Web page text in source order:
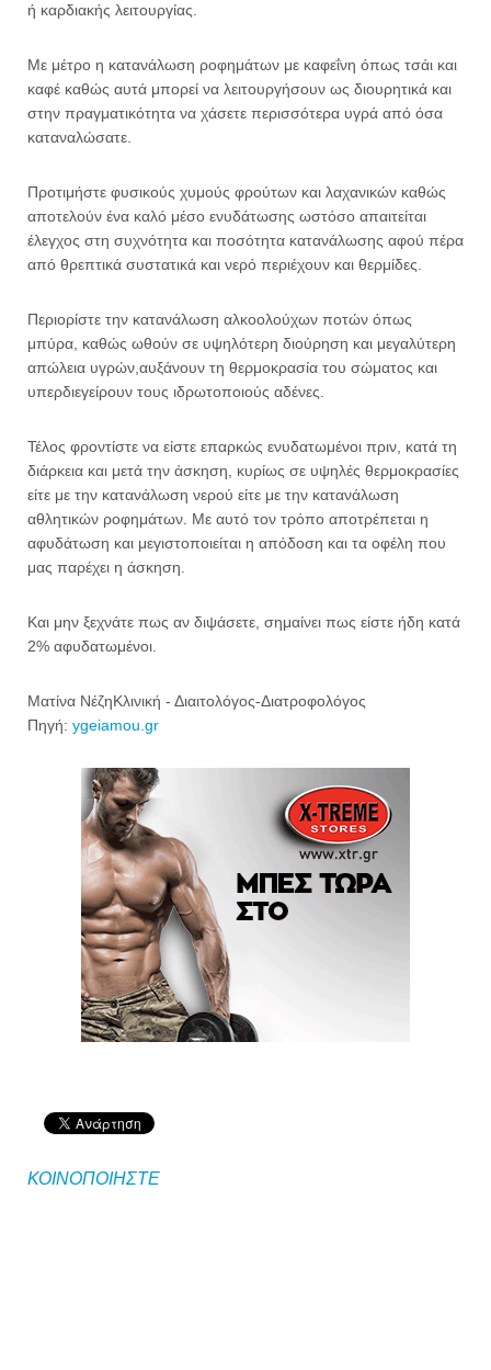
ή καρδιακής λειτουργίας.
Με μέτρο η κατανάλωση ροφημάτων με καφεΐνη όπως τσάι και
καφέ καθώς αυτά μπορεί να λειτουργήσουν ως διουρητικά και
στην πραγματικότητα να χάσετε περισσότερα υγρά από όσα
καταναλώσατε.
Προτιμήστε φυσικούς χυμούς φρούτων και λαχανικών καθώς
αποτελούν ένα καλό μέσο ενυδάτωσης ωστόσο απαιτείται
έλεγχος στη συχνότητα και ποσότητα κατανάλωσης αφού πέρα
από θρεπτικά συστατικά και νερό περιέχουν και θερμίδες.
Περιορίστε την κατανάλωση αλκοολούχων ποτών όπως
μπύρα, καθώς ωθούν σε υψηλότερη διούρηση και μεγαλύτερη
απώλεια υγρών,αυξάνουν τη θερμοκρασία του σώματος και
υπερδιεγείρουν τους ιδρωτοποιούς αδένες.
Τέλος φροντίστε να είστε επαρκώς ενυδατωμένοι πριν, κατά τη
διάρκεια και μετά την άσκηση, κυρίως σε υψηλές θερμοκρασίες
είτε με την κατανάλωση νερού είτε με την κατανάλωση
αθλητικών ροφημάτων. Με αυτό τον τρόπο αποτρέπεται η
αφυδάτωση και μεγιστοποιείται η απόδοση και τα οφέλη που
μας παρέχει η άσκηση.
Και μην ξεχνάτε πως αν διψάσετε, σημαίνει πως είστε ήδη κατά
2% αφυδατωμένοι.
Ματίνα ΝέζηΚλινική - Διαιτολόγος-Διατροφολόγος
Πηγή: ygeiamou.gr
ΚΟΙΝΟΠΟΙΗΣΤΕ